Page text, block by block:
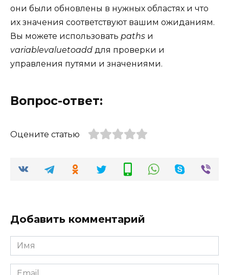
они были обновлены в нужных областях и что
их значения соответствуют вашим ожиданиям.
Вы можете использовать paths и
variablevaluetoadd для проверки и
управления путями и значениями.
Вопрос-ответ:
Оцените статью
Добавить комментарий
Имя
*
Email